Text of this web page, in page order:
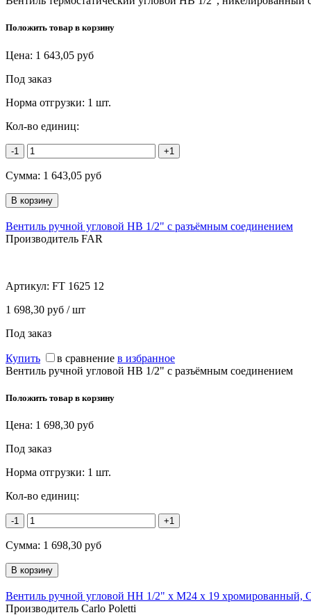
Положить товар в корзину
Цена: 1 643,05 руб
Под заказ
Норма отгрузки: 1 шт.
Кол-во единиц:
-1 +1
Сумма: 1 643,05 руб
Вентиль ручной угловой НВ 1/2" с разъёмным соединением
Производитель FAR
Артикул: FT 1625 12
1 698,30 руб / шт
Под заказ
Купить в сравнение в избранное
Вентиль ручной угловой НВ 1/2" с разъёмным соединением
Положить товар в корзину
Цена: 1 698,30 руб
Под заказ
Норма отгрузки: 1 шт.
Кол-во единиц:
-1 +1
Сумма: 1 698,30 руб
Вентиль ручной угловой НН 1/2" х М24 х 19 хромированный,
Производитель Carlo Poletti